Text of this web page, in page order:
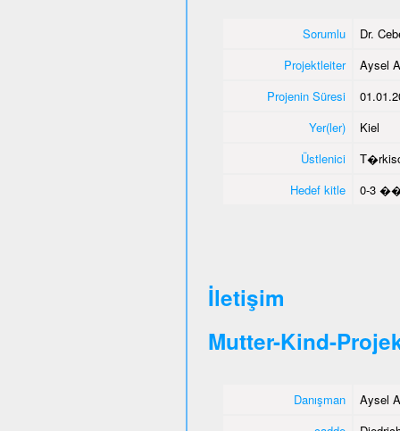
Sorumlu
Dr.
Projektleiter
Aysel
Projenin Süresi
Yer(ler)
Kiel
Üstlenici
Hedef kitle
0-3 ��
İletişim
Mutter-Kind-
Danışman
Aysel